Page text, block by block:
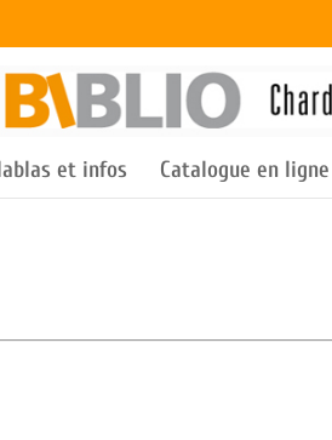
et infos Catalogue en ligne